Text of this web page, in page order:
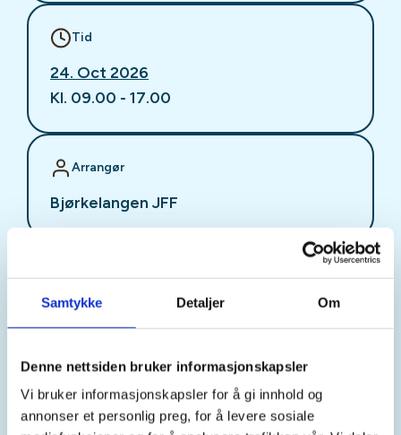
Samtykke Detaljer Om
Denne nettsiden bruker informasjonskapsler
Vi bruker informasjonskapsler for å gi innhold og
annonser et personlig preg, for å levere sosiale
Tid
24. Oct 2026
Kl. 09.00 - 17.00
Arrangør
Bjørkelangen JFF
https://92048900
jesper-l@online.no
JSS Erfarne er med på å sette opp eget
skytestevne 2 av 4 stevner lørdag 24 oktober
2006